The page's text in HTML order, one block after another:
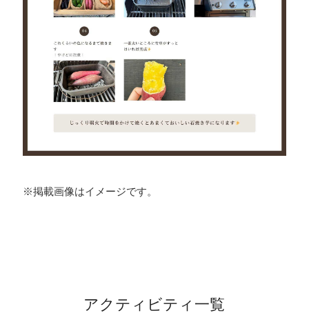
※掲載画像はイメージです。
アクティビティ一覧